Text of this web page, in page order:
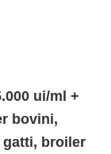
ui/ml +
bovini,
broiler